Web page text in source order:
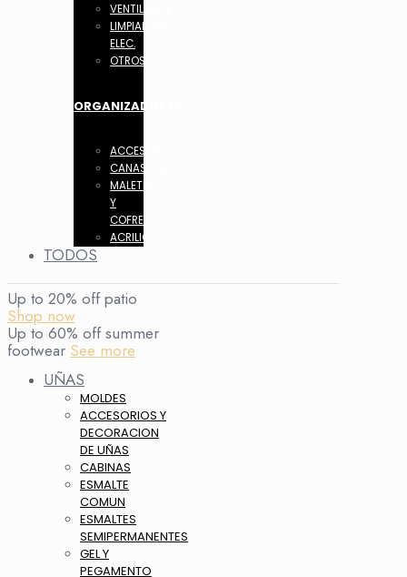
VENTILADOR
LIMPIADORES
ELEC.
OTROS
ORGANIZADORES
ACCESORIOS
CANASTOS
MALETIN
Y
COFRES
ACRILICO
TODOS
Up to 20% off patio
Shop now
Up to 60% off summer
footwear See more
UÑAS
MOLDES
ACCESORIOS Y
DECORACION
DE UÑAS
CABINAS
ESMALTE
COMUN
ESMALTES
SEMIPERMANENTES
GEL Y
PEGAMENTO